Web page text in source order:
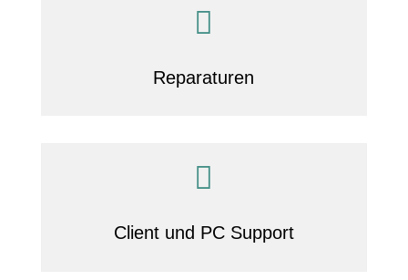

Reparaturen

Client und PC Support